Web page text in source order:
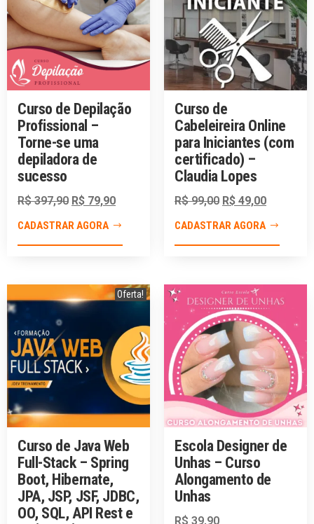
Curso de Depilação
Profissional –
Torne-se uma
depiladora de
sucesso
R$397,90 R$ 79,90
CADASTRAR AGORA
Curso de
Cabeleireira Online
para Iniciantes (com
certificado) –
Claudia Lopes
R$99,00 R$ 49,00
CADASTRAR AGORA
Oferta!
Curso de Java Web
Full-Stack – Spring
Boot, Hibernate,
JPA, JSP, JSF, JDBC,
OO, SQL, API Rest e
Escola Designer de
Unhas – Curso
Alongamento de
Unhas
R$ 39,90